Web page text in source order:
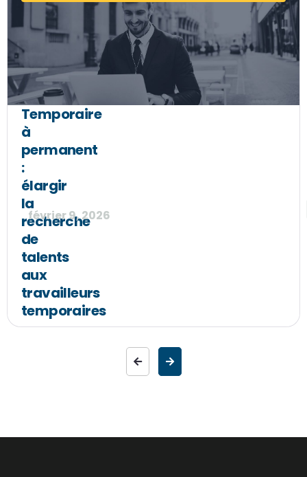
Temporaire
à
permanent
:
élargir
la
recherche
de
talents
aux
travailleurs
temporaires
février 9, 2026